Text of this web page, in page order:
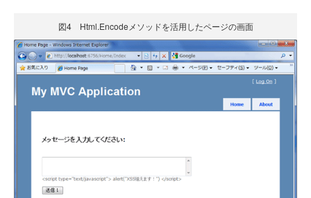
図4 Html.Encodeメソッドを活用したページの画面